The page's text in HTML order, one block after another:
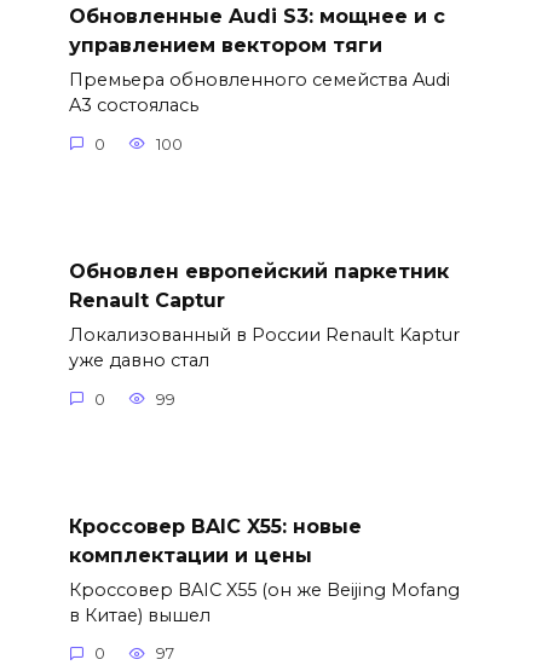
Обновленные Audi S3: мощнее и с
управлением вектором тяги
Премьера обновленного семейства Audi
A3 состоялась
0 100
Обновлен европейский паркетник
Renault Captur
Локализованный в России Renault Kaptur
уже давно стал
0 99
Кроссовер BAIC X55: новые
комплектации и цены
Кроссовер BAIC X55 (он же Beijing Mofang
в Китае) вышел
0 97